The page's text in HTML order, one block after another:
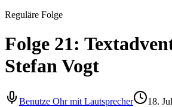
Reguläre Folge
Folge 21:
Stefan Vogt
Benutze Ohr mit Lautsprecher
18.